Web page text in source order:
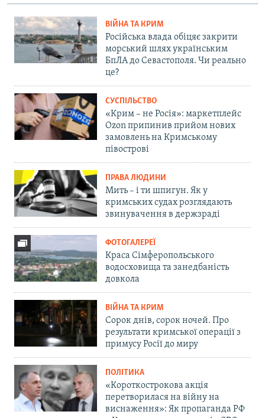
ВІЙНА ТА КРИМ
Російська влада обіцяє закрити
морський шлях українським
БпЛА до Севастополя. Чи реально
це?
СУСПІЛЬСТВО
«Крим – не Росія»: маркетплейс
Ozon припинив прийом нових
замовлень на Кримському
півострові
ПРАВА ЛЮДИНИ
Мить – і ти шпигун. Як у
кримських судах розглядають
звинувачення в держзраді
ФОТОГАЛЕРЕЇ
Краса Сімферопольського
водосховища та занедбаність
довкола
ВІЙНА ТА КРИМ
Сорок днів, сорок ночей. Про
результати кримської операції з
примусу Росії до миру
ПОЛІТИКА
«Короткострокова акція
перетворилася на війну на
виснаження»: Як пропаганда РФ